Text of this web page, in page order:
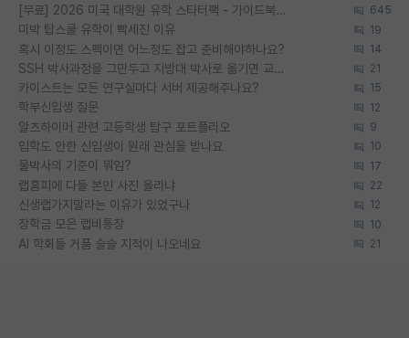
[무료] 2026 미국 대학원 유학 스타터팩 - 가이드북 & 합격자 컨택메일 템플릿 645
미박 탑스쿨 유학이 빡세진 이유 19
혹시 이정도 스펙이면 어느정도 잡고 준비해야하나요? 14
SSH 박사과정을 그만두고 지방대 박사로 옮기면 교수의 꿈은 끝일까요? 21
카이스트는 모든 연구실마다 서버 제공해주나요? 15
학부신입생 질문 12
알츠하이머 관련 고등학생 탐구 포트폴리오 9
입학도 안한 신입생이 원래 관심을 받나요 10
물박사의 기준이 뭐임? 17
랩홈피에 다들 본인 사진 올리냐 22
신생랩가지말라는 이유가 있었구나 12
장학금 모은 랩비통장 10
AI 학회들 거품 슬슬 지적이 나오네요 21